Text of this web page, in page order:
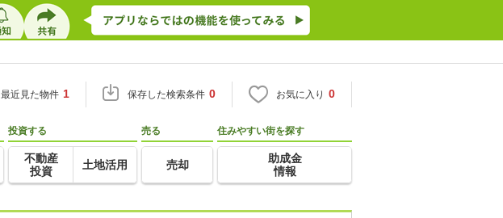
最近見た物件 1 保存した検索条件 0 お気に入り 0
投資する
不動産
投資
土地活用
売る
売却
住みやすい街を探す
助成金
情報